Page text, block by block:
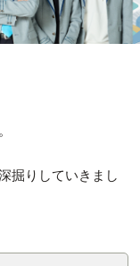
掘りしていきまし